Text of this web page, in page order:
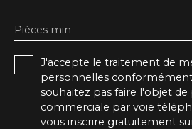
Pièces min
J'accepte le traitement de
personnelles conformément
souhaitez pas faire l'objet
commerciale par voie
vous inscrire gratuitement